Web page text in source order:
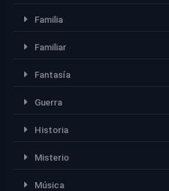
Familia
Familiar
Fantasía
Guerra
Historia
Misterio
Música